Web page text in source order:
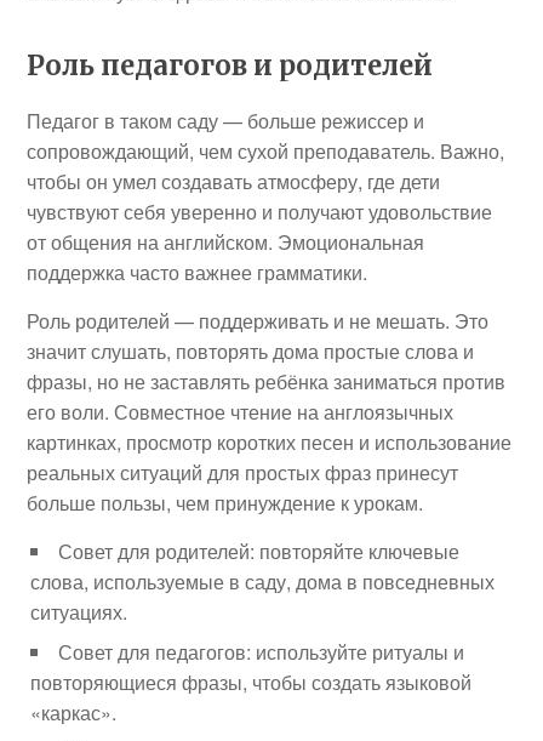
Роль педагогов и родителей
Педагог в таком саду — больше режиссер и
сопровождающий, чем сухой преподаватель. Важно,
чтобы он умел создавать атмосферу, где дети
чувствуют себя уверенно и получают удовольствие
от общения на английском. Эмоциональная
поддержка часто важнее грамматики.
Роль родителей — поддерживать и не мешать. Это
значит слушать, повторять дома простые слова и
фразы, но не заставлять ребёнка заниматься против
его воли. Совместное чтение на англоязычных
картинках, просмотр коротких песен и использование
реальных ситуаций для простых фраз принесут
больше пользы, чем принуждение к урокам.
Совет для родителей: повторяйте ключевые
слова, используемые в саду, дома в повседневных
ситуациях.
Совет для педагогов: используйте ритуалы и
повторяющиеся фразы, чтобы создать языковой
«каркас».